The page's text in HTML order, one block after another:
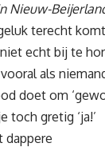
Nieuw-
terecht
echt bij te
als
doet om
toch gretig ‘ja!’
dappere